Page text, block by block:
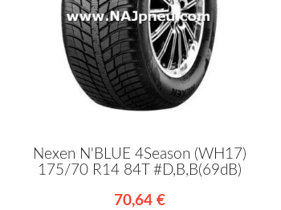
Nexen N'BLUE 4Season (WH17)
175/70 R14 84T #D,B,B(69dB)
70,64 €